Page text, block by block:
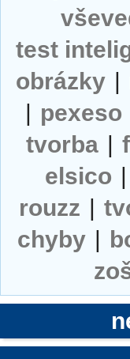
test
obrázky |
| pexeso
tvorba |
elsico |
rouzz |
chyby |